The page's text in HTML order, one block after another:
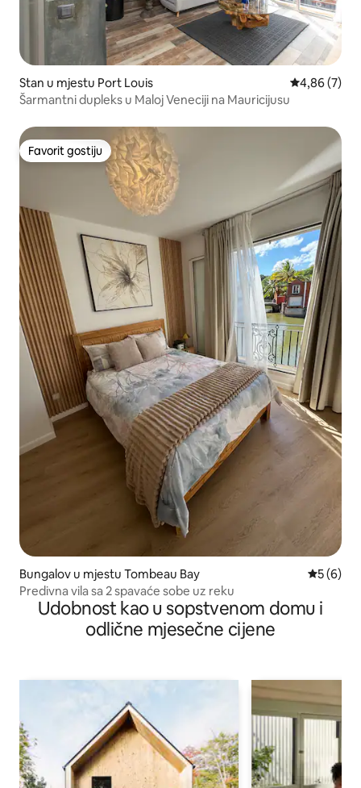
Stan u mjestu Port Louis prosječna
4,86 (7)
Šarmantni dupleks u Maloj Veneciji na Mauricijusu
Favorit gostiju
Favorit gostiju
Bungalov u mjestu Tombeau Bay
5 (6)
Predivna vila sa 2 spavaće sobe uz reku
Udobnost kao u sopstvenom domu i
odlične mjesečne cijene